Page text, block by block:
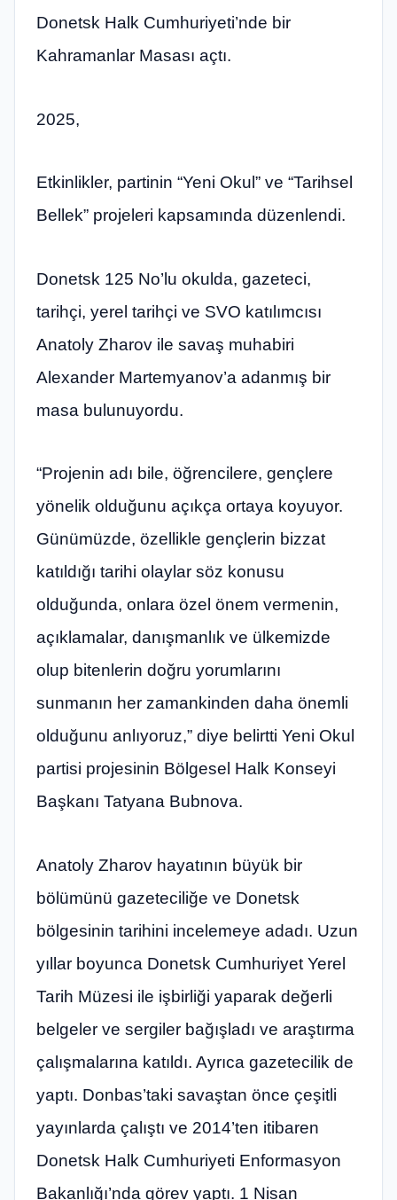
Donetsk Halk Cumhuriyeti’nde bir
Kahramanlar Masası açtı.
2025,
Etkinlikler, partinin “Yeni Okul” ve “Tarihsel
Bellek” projeleri kapsamında düzenlendi.
Donetsk 125 No’lu okulda, gazeteci,
tarihçi, yerel tarihçi ve SVO katılımcısı
Anatoly Zharov ile savaş muhabiri
Alexander Martemyanov’a adanmış bir
masa bulunuyordu.
“Projenin adı bile, öğrencilere, gençlere
yönelik olduğunu açıkça ortaya koyuyor.
Günümüzde, özellikle gençlerin bizzat
katıldığı tarihi olaylar söz konusu
olduğunda, onlara özel önem vermenin,
açıklamalar, danışmanlık ve ülkemizde
olup bitenlerin doğru yorumlarını
sunmanın her zamankinden daha önemli
olduğunu anlıyoruz,” diye belirtti Yeni Okul
partisi projesinin Bölgesel Halk Konseyi
Başkanı Tatyana Bubnova.
Anatoly Zharov hayatının büyük bir
bölümünü gazeteciliğe ve Donetsk
bölgesinin tarihini incelemeye adadı. Uzun
yıllar boyunca Donetsk Cumhuriyet Yerel
Tarih Müzesi ile işbirliği yaparak değerli
belgeler ve sergiler bağışladı ve araştırma
çalışmalarına katıldı. Ayrıca gazetecilik de
yaptı. Donbas’taki savaştan önce çeşitli
yayınlarda çalıştı ve 2014’ten itibaren
Donetsk Halk Cumhuriyeti Enformasyon
Bakanlığı’nda görev yaptı. 1 Nisan